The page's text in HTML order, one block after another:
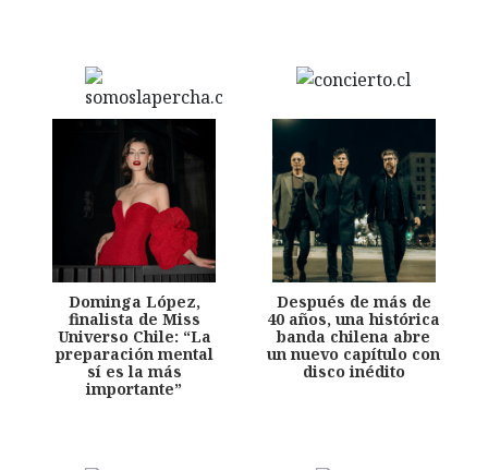
Dominga López,
finalista de Miss
Universo Chile: “La
preparación mental
sí es la más
importante”
Después de más de
40 años, una histórica
banda chilena abre
un nuevo capítulo con
disco inédito